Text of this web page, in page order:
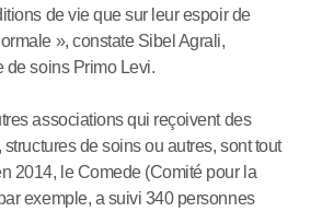
de vie que sur leur espoir de
», constate Sibel Agrali,
de soins Primo Levi.
associations qui reçoivent des
de soins ou autres, sont tout
2014, le Comede (Comité pour la
exemple, a suivi 340 personnes